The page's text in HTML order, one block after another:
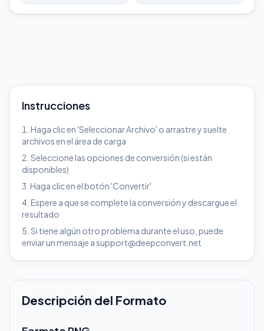
Instrucciones
Haga clic en 'Seleccionar Archivo' o arrastre y suelte
archivos en el área de carga
Seleccione las opciones de conversión (si están
disponibles)
Haga clic en el botón 'Convertir'
Espere a que se complete la conversión y descargue el
resultado
Si tiene algún otro problema durante el uso, puede
enviar un mensaje a support@deepconvert.net
Descripción del Formato